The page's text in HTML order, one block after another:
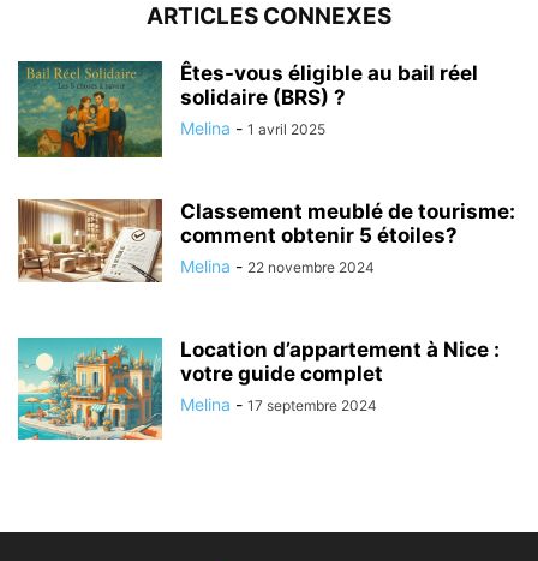
ARTICLES CONNEXES
Êtes-vous éligible au bail réel
solidaire (BRS) ?
Melina - 1 avril 2025
Classement meublé de tourisme:
comment obtenir 5 étoiles?
Melina - 22 novembre 2024
Location d’appartement à Nice :
votre guide complet
Melina - 17 septembre 2024